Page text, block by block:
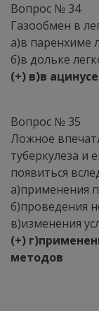
Вопрос № 34
Газообмен в
а)в паренхиме
б)в дольке
(+) в)в
Вопрос № 35
Ложное
туберкулеза и
появиться
а)применения
б)проведения
в)изменения
(+)
методов